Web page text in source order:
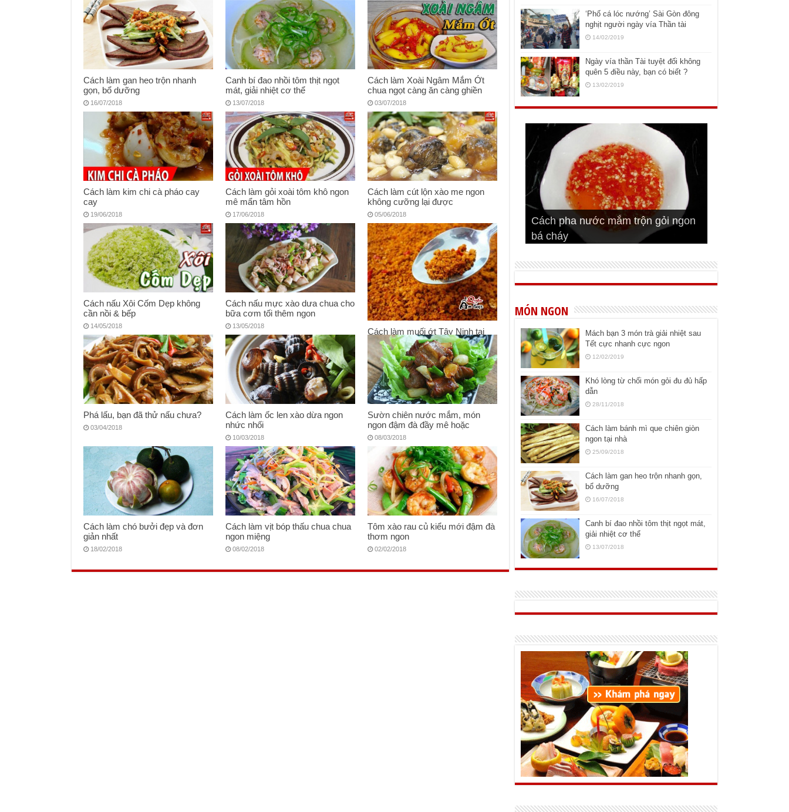
Cách làm gan heo trộn nhanh
gọn, bổ dưỡng
16/07/2018
Canh bí đao nhồi tôm thịt ngọt
mát, giải nhiệt cơ thể
13/07/2018
Cách làm Xoài Ngâm Mắm Ớt
chua ngọt càng ăn càng ghiền
03/07/2018
Cách làm kim chi cà pháo cay
cay
19/06/2018
Cách làm gỏi xoài tôm khô ngon
mê mẩn tâm hồn
17/06/2018
Cách làm cút lộn xào me ngon
không cưỡng lại được
05/06/2018
Cách nấu Xôi Cốm Dẹp không
cần nồi & bếp
14/05/2018
Cách nấu mực xào dưa chua cho
bữa cơm tối thêm ngon
13/05/2018
Cách làm muối ớt Tây Ninh tại
nhà
27/04/2018
Phá lấu, bạn đã thử nấu chưa?
03/04/2018
Cách làm ốc len xào dừa ngon
nhức nhối
10/03/2018
Sườn chiên nước mắm, món
ngon đậm đà đầy mê hoặc
08/03/2018
Cách làm chó bưởi đẹp và đơn
giản nhất
18/02/2018
Cách làm vịt bóp thấu chua chua
ngon miệng
08/02/2018
Tôm xào rau củ kiểu mới đậm đà
thơm ngon
02/02/2018
‘Phố cá lóc nướng’ Sài Gòn đông
nghịt người ngày vía Thần tài
14/02/2019
Ngày vía thần Tài tuyệt đối không
quên 5 điều này, bạn có biết ?
13/02/2019
Cách pha nước mắm trộn gỏi ngon
bá cháy
Bí quyết để chiên đậu hũ giòn ngon
Cách ướp sườn non nướng ngon
đúng vị
Cách ướp thịt heo chiên ngon mềm
Bật mí cách ướp sườn cơm tấm
ngon
MÓN NGON
Mách bạn 3 món trà giải nhiệt sau
Tết cực nhanh cực ngon
12/02/2019
Khó lòng từ chối món gỏi đu đủ hấp
dẫn
28/11/2018
Cách làm bánh mì que chiên giòn
ngon tại nhà
25/09/2018
Cách làm gan heo trộn nhanh gọn,
bổ dưỡng
16/07/2018
Canh bí đao nhồi tôm thịt ngọt mát,
giải nhiệt cơ thể
13/07/2018